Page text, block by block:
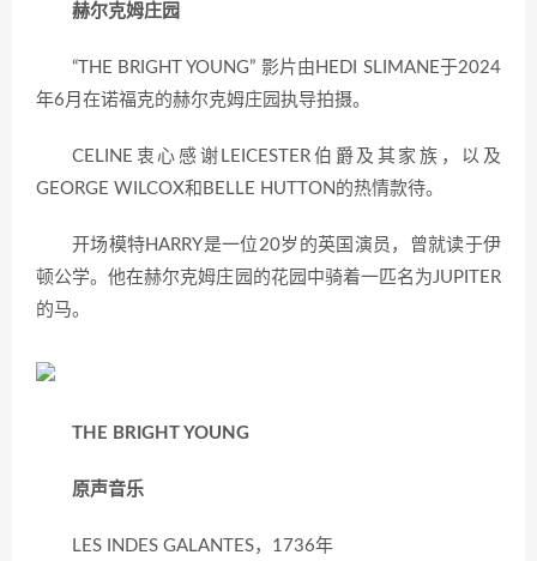
赫尔克姆庄园
“THE BRIGHT YOUNG” 影片由HEDI SLIMANE于2024
年6月在诺福克的赫尔克姆庄园执导拍摄。
CELINE衷心感谢LEICESTER伯爵及其家族，以及
GEORGE WILCOX和BELLE HUTTON的热情款待。
开场模特HARRY是一位20岁的英国演员，曾就读于伊
顿公学。他在赫尔克姆庄园的花园中骑着一匹名为JUPITER
的马。
THE BRIGHT YOUNG
原声音乐
LES INDES GALANTES，1736年